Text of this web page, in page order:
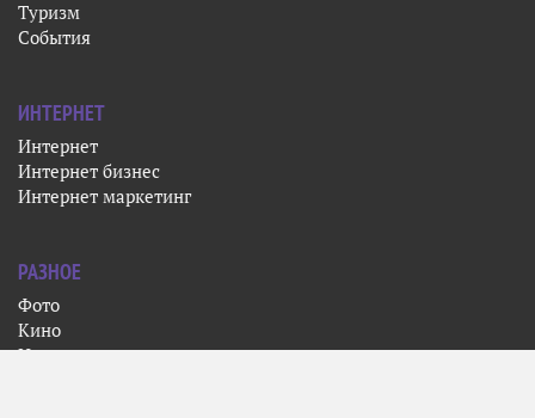
Туризм
События
ИНТЕРНЕТ
Интернет
Интернет бизнес
Интернет маркетинг
РАЗНОЕ
Фото
Кино
Искусство